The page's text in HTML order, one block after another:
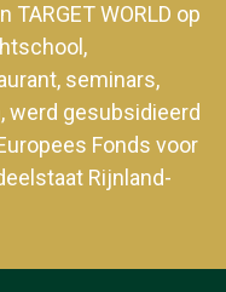
WORLD op
seminars,
werd gesubsidieerd
Fonds voor
Rijnland-